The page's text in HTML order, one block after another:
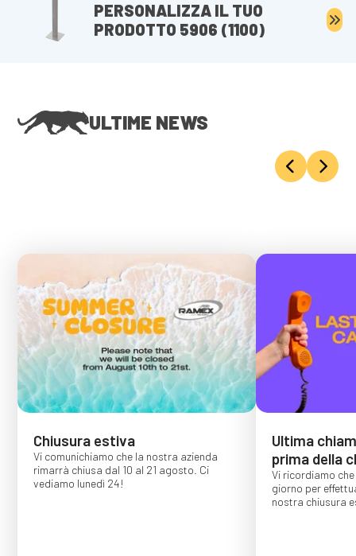
PERSONALIZZA IL TUO
PRODOTTO 5906 (1100)
ULTIME NEWS
Chiusura estiva
Vi comunichiamo che la nostra azienda
rimarrà chiusa dal 10 al 21 agosto. Ci
vediamo lunedì 24!
Ultima
prima della
Vi ricordiamo
giorno per
nostra chiusura